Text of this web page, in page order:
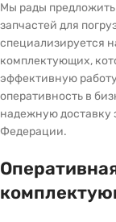
Мы рады
запчастей для
специализируется
комплектующих,
эффективную
оперативность в
надежную доставку
Федерации.